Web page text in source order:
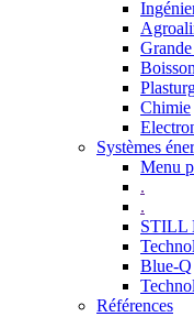
Chimie
Systèmes
Menu
.
.
STILL
Blue-Q
Références